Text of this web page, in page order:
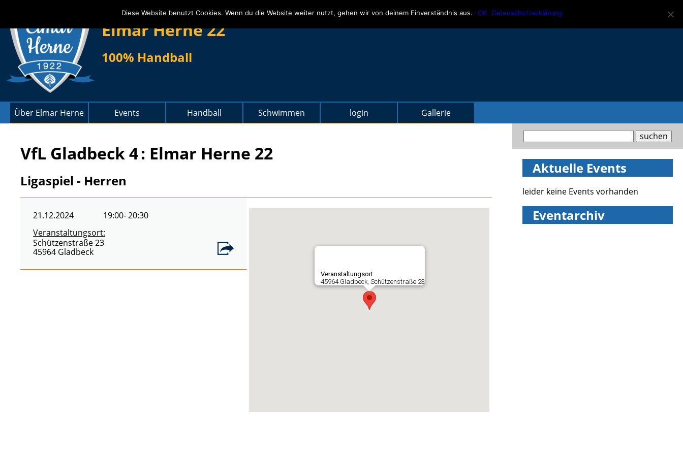
Elmar Herne 22
100% Handball
Über Elmar Herne Events Handball Schwimmen login Gallerie
VfL Gladbeck 4: Elmar Herne 22
Ligaspiel - Herren
21.12.2024 19:00- 20:30
Veranstaltungsort:
Schützenstraße 23
45964 Gladbeck
Veranstaltungsort
45964 Gladbeck, Schützenstraße 23
Aktuelle Events
leider keine Events vorhanden
Eventarchiv
Diese Website benutzt Cookies. Wenn du die Website weiter nutzt, gehen wir von deinem Einverständnis aus. OK Datenschutzerklärung